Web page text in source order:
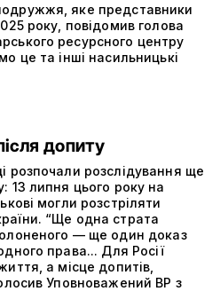
яке представники
року, повідомив голова
ресурсного центру
це та інші насильницькі
допиту
розпочали розслідування ще
13 липня цього року на
могли розстріляти
“Ще одна страта
— ще один доказ
права... Для Росії
а місце допитів,
Уповноважений ВР з